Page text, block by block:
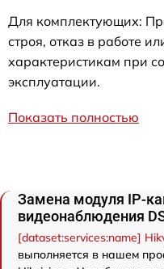
Для комплектующих:
строя, отказ в работе
характеристикам при
эксплуатации.
Показать полностью
Замена модуля IP-
видеонаблюдения
[dataset:services:name]
выполняется в нашем